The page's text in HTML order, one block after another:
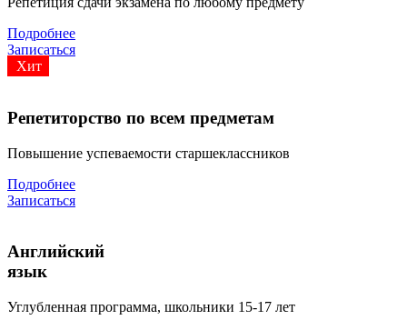
Подробнее
Записаться
Хит
Репетиторство по всем предметам
Повышение успеваемости старшеклассников
Подробнее
Записаться
Английский
язык
Углубленная программа, школьники 15-17 лет